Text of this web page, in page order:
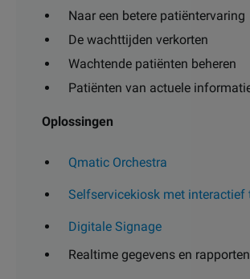
Naar een betere patiëntervaring
De wachttijden verkorten
Wachtende patiënten beheren
Patiënten van actuele
Oplossingen
Qmatic Orchestra
Selfservicekiosk met interactief
Digitale Signage
Realtime gegevens en rapporten